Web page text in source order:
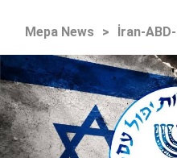
Mepa News > İran-